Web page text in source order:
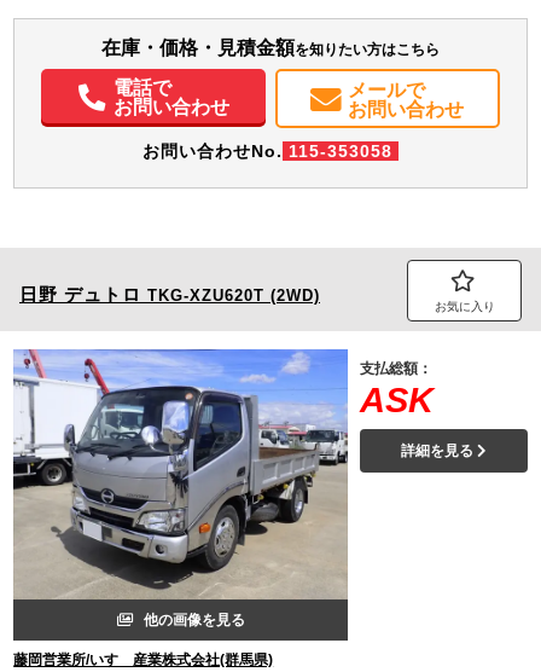
電動格納ミラー
エアサスシート カーナビ TV ETC バックモニター
PMマフラー
ト・ETC・バックモニター・ドラレコ・ナビ付き
在庫・価格・見積金額を知りたい方はこちら
電話で
お問い合わせ
メールで
お問い合わせ
お問い合わせNo. 115-353058
日野 デュトロ TKG-XZU620T (2WD)
お気に入り
他の画像を見る
藤岡営業所/いすゞ産業株式会社(群馬県)
支払総額：
ASK
詳細を見る